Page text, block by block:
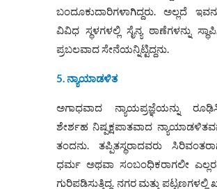
ಬಂದೂಕುದಾರಿಗಳಾಗಿದ್ದರು. ಅಲ್ಲದೆ
ವಿವಿಧ ಸ್ಥಳಗಳಲ್ಲಿ ಸೈನ್ಯ ಠಾಣೆಗಳನ್ನು
ಪ್ರಬಲವಾದ ಸೇನೆಯನ್ನಿಟ್ಟಿದ್ದನು.
5. ನ್ಯಾಯಾಡಳಿತ
ಅಗಾಧವಾದ ನ್ಯಾಯಪ್ರಜ್ಞೆಯನ್ನು
ಶೇರ್ಶಹ ನಿಷ್ಪಕ್ಷಪಾತವಾದ
ತಂದನು. ತಪ್ಪಿತಸ್ಥರಾದವರು
ಧರ್ಮ ಅಥವಾ ಸಂಬಂಧಿಕರಾಗಲೀ
ಗುರಿಪಡಿಸುತ್ತಿದ್ದ. ನಗರ ಮತ್ತು ಪಟ್ಟಣಗಳಲ್ಲಿ